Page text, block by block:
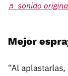
♬ sonido
Mejor
“Al aplastarlas,